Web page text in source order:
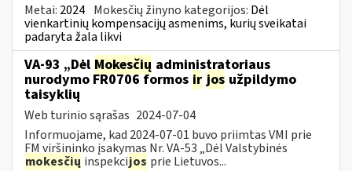
Metai: 2024 Mokesčių žinyno kategorijos: Dėl
vienkartinių kompensacijų asmenims, kurių sveikatai
padaryta žala likvi
VA-93 „Dėl Mokesčių administratoriaus
nurodymo FR0706 formos ir jos užpildymo
taisyklių
Web turinio sąrašas 2024-07-04
Informuojame, kad 2024-07-01 buvo priimtas VMI prie
FM viršininko įsakymas Nr. VA-53 „Dėl Valstybinės
mokesčių inspekcijos prie Lietuvos...